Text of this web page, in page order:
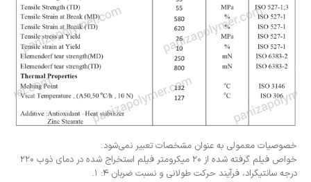
خصوصیات معمولی به عنوان مشخصات تعبیر نمی‌شود.
خواص فیلم گرفته شده از 20 میکرومتر فیلم استخراج شده در دمای ذوب 220
درجه سانتیگراد، فرآیند حرکت طولانی و نسبت ضربان 4: 1.